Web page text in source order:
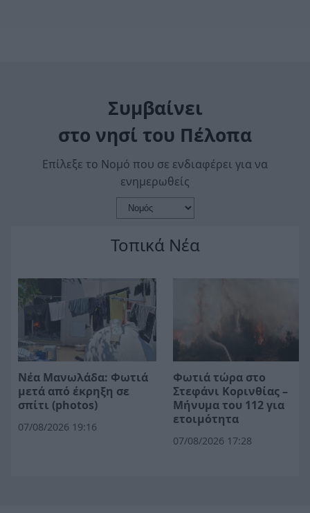
Συμβαίνει
στο νησί του Πέλοπα
Επίλεξε το Νομό που σε ενδιαφέρει για να
ενημερωθείς
Τοπικά Νέα
Νέα Μανωλάδα: Φωτιά
μετά από έκρηξη σε
σπίτι (photos)
07/08/2026 19:16
Φωτιά τώρα στο
Στεφάνι Κορινθίας –
Μήνυμα του 112 για
ετοιμότητα
07/08/2026 17:28